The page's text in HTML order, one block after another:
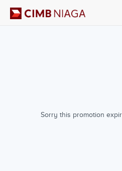
Sorry this promotion